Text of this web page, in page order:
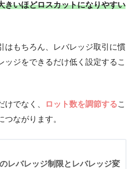
きいほどロスカットになりやすい
はもちろん、レバレッジ取引に慣
ッジをできるだけ低く設定するこ
けでなく、 ロット数を調節するこ
つながります。
レバレッジ制限とレバレッジ変